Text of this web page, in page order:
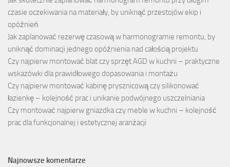
czasie oczekiwania na materiały, by uniknąć przestojów ekip i
opóźnień
Jak zaplanować rezerwę czasową w harmonogramie remontu, by
uniknąć dominacji jednego opóźnienia nad całością projektu
Czy najpierw montować blat czy sprzęt AGD w kuchni – praktyczne
wskazówki dla prawidłowego dopasowania i montażu
Czy najpierw montować kabinę prysznicową czy silikonować
łazienkę – kolejność prac i unikanie podwójnego uszczelniania
Czy montować najpierw gniazdka czy meble w kuchni – kolejność
prac dla funkcjonalnej i estetycznej aranżacji
Najnowsze komentarze